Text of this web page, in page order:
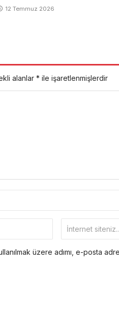
12 Temmuz 2026
alanlar * ile işaretlenmişlerdir
üzere adımı, e-posta